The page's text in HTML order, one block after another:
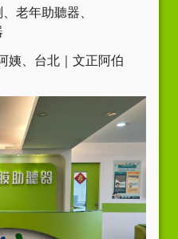
老年助聽器
姨 台北｜文正阿伯